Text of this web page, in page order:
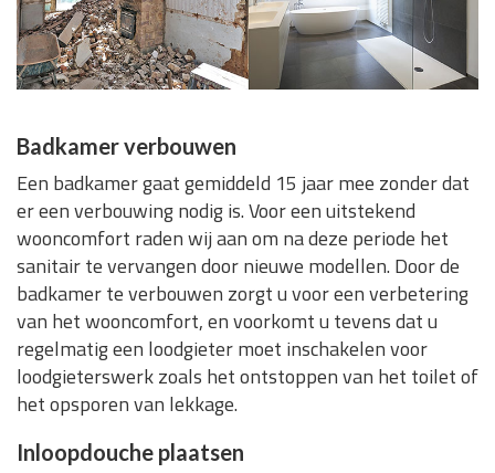
Badkamer verbouwen
Een badkamer gaat gemiddeld 15 jaar mee zonder dat
er een verbouwing nodig is. Voor een uitstekend
wooncomfort raden wij aan om na deze periode het
sanitair te vervangen door nieuwe modellen. Door de
badkamer te verbouwen zorgt u voor een verbetering
van het wooncomfort, en voorkomt u tevens dat u
regelmatig een loodgieter moet inschakelen voor
loodgieterswerk zoals het ontstoppen van het toilet of
het opsporen van lekkage.
Inloopdouche plaatsen